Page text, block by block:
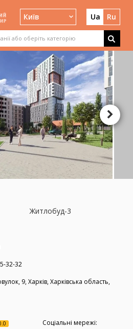
Київ Ua Ru
Житлобуд-3
32-32
9, Харків, Харківська область,
Соціальні мережі: